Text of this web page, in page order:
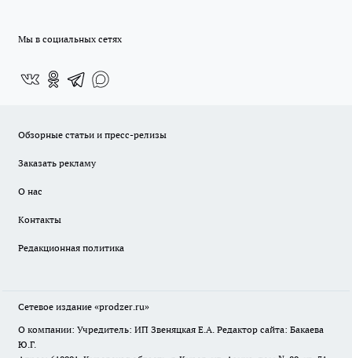
Мы в социальных сетях
Обзорные статьи и пресс-релизы
Заказать рекламу
О нас
Контакты
Редакционная политика
Сетевое издание «prodzer.ru»
О компании: Учредитель: ИП Звеняцкая Е.А. Редактор сайта: Бакаева
Ю.Г.